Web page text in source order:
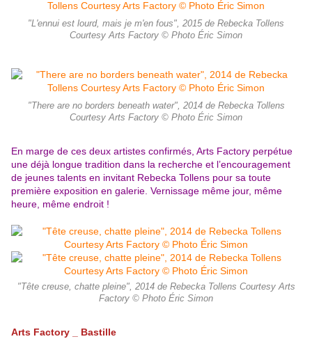
"L'ennui est lourd, mais je m'en fous", 2015 de Rebecka Tollens
Courtesy Arts Factory © Photo Éric Simon
"There are no borders beneath water", 2014 de Rebecka Tollens
Courtesy Arts Factory © Photo Éric Simon
En marge de ces deux artistes confirmés, Arts Factory perpétue
une déjà longue tradition dans la recherche et l’encouragement
de jeunes talents en invitant Rebecka Tollens pour sa toute
première exposition en galerie. Vernissage même jour, même
heure, même endroit !
"Tête creuse, chatte pleine", 2014 de Rebecka Tollens Courtesy Arts
Factory © Photo Éric Simon
Arts Factory _ Bastille